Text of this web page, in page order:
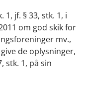
1, jf. § 33, stk. 1, i
om god skik for
mv.,
de oplysninger,
stk. 1, på sin